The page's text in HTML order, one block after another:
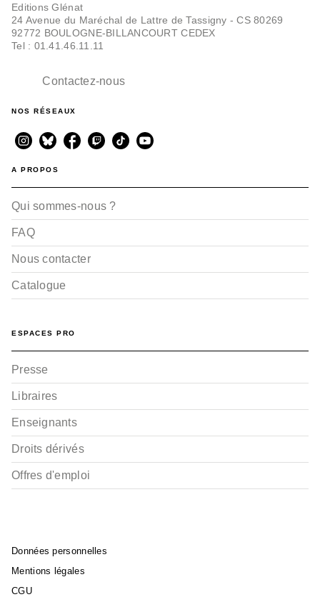
Editions Glénat
24 Avenue du Maréchal de Lattre de Tassigny - CS 80269
92772 BOULOGNE-BILLANCOURT CEDEX
Tel : 01.41.46.11.11
Contactez-nous
NOS RÉSEAUX
A PROPOS
Qui sommes-nous ?
FAQ
Nous contacter
Catalogue
ESPACES PRO
Presse
Libraires
Enseignants
Droits dérivés
Offres d'emploi
Données personnelles
Mentions légales
CGU